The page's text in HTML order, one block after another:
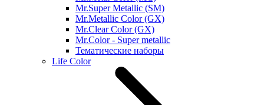
Mr.Super Metallic (SM)
Mr.Metallic Color (GX)
Mr.Clear Color (GX)
Mr.Color - Super metallic
Тематические наборы
Life Color